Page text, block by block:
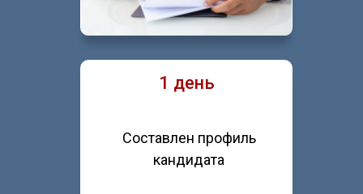
1 день
Составлен профиль
кандидата